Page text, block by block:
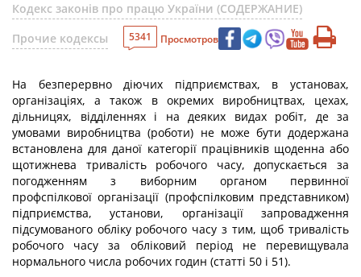
Кодекс законів про працю України (СОДЕРЖАНИЕ)
Прочие кодексы
5341 Просмотров
На безперервно діючих підприємствах, в установах,
організаціях, а також в окремих виробництвах, цехах,
дільницях, відділеннях і на деяких видах робіт, де за
умовами виробництва (роботи) не може бути додержана
встановлена для даної категорії працівників щоденна або
щотижнева тривалість робочого часу, допускається за
погодженням з виборним органом первинної
профспілкової організації (профспілковим представником)
підприємства, установи, організації запровадження
підсумованого обліку робочого часу з тим, щоб тривалість
робочого часу за обліковий період не перевищувала
нормального числа робочих годин (статті 50 і 51).